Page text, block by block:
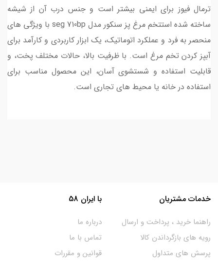
ترمال فیوز برای ایمنی بیشتر است و جنس درب آن از شیشه
ساخته شده استتخم مرغ پز سنکور مدل seg 710bp با ویژگی های
منحصر به فرد و عملکرد اتوماتیک، یک ابزار کاربردی و کارآمد برای
آبپز کردن تخم مرغ است. با ظرفیت بالا، حالات مختلف پخت، و
قابلیت استفاده و شستشوی آسان، این محصول مناسب برای
استفاده در خانه یا محیط های تجاری است.
خدمات مشتریان
راهنما خرید ، پرداخت و ارسال
رویه های بازگرداندن کالا
پرسش های متداول
با ایران 58
درباره ما
تماس با ما
قوانین و مقررات